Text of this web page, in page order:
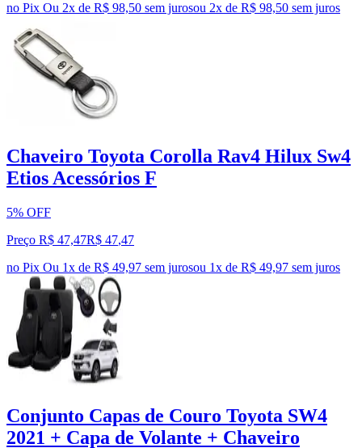
no Pix Ou 2x de R$ 98,50 sem jurosou 2x de R$ 98,50 sem juros
Chaveiro Toyota Corolla Rav4 Hilux Sw4
Etios Acessórios F
5% OFF
Preço R$ 47,47R$ 47,47
no Pix Ou 1x de R$ 49,97 sem jurosou 1x de R$ 49,97 sem juros
Conjunto Capas de Couro Toyota SW4
2021 + Capa de Volante + Chaveiro